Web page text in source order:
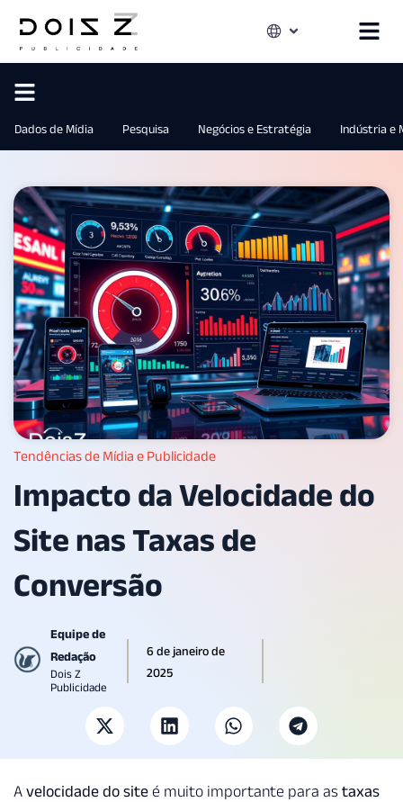
Dados de Mídia Pesquisa Negócios e Estratégia Indústria e
Tendências de Mídia e Publicidade
Impacto da Velocidade do
Site nas Taxas de
Conversão
Equipe de
Redação
Dois Z
Publicidade
6 de janeiro de
2025
A velocidade do site é muito importante para as taxas